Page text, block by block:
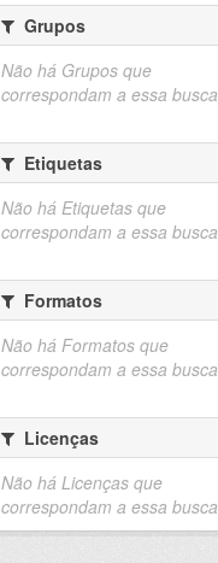
Grupos
Não há Grupos que
correspondam a essa busca
Etiquetas
Não há Etiquetas que
correspondam a essa busca
Formatos
Não há Formatos que
correspondam a essa busca
Licenças
Não há Licenças que
correspondam a essa busca